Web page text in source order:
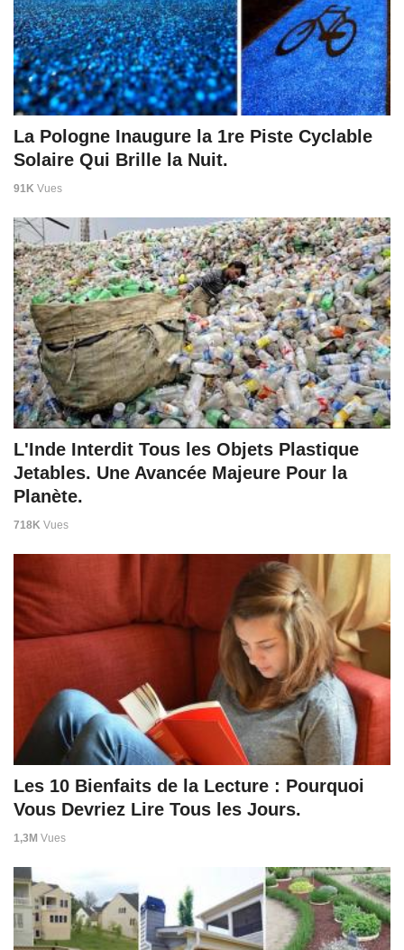
La Pologne Inaugure la 1re Piste Cyclable
Solaire Qui Brille la Nuit.
91K Vues
L'Inde Interdit Tous les Objets Plastique
Jetables. Une Avancée Majeure Pour la
Planète.
718K Vues
Les 10 Bienfaits de la Lecture : Pourquoi
Vous Devriez Lire Tous les Jours.
1,3M Vues